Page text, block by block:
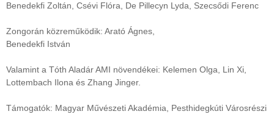
Benedekfi Zoltán, Csévi Flóra, De Pillecyn Lyda, Szecsődi Ferenc
Zongorán közreműködik: Arató Ágnes,
Benedekfi István
Valamint a Tóth Aladár AMI növendékei: Kelemen Olga, Lin Xi,
Lottembach Ilona és Zhang Jinger.
Támogatók: Magyar Művészeti Akadémia, Pesthidegkúti Városrészi